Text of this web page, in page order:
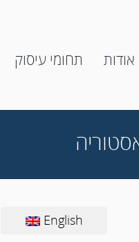
אודות תחומי עיסוק
English